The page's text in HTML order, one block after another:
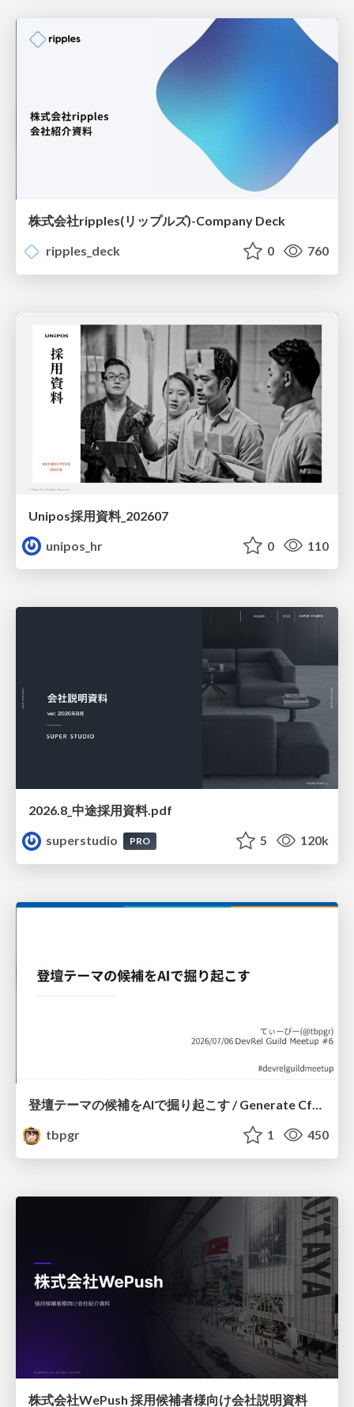
株式会社ripples(リップルズ)-Company Deck
ripples_deck
0 760
Unipos採用資料_202607
unipos_hr
0 110
2026.8_中途採用資料.pdf
superstudio
PRO 5 120k
登壇テーマの候補をAIで掘り起こす / Generate CfP Ideas via-AI
tbpgr
1 450
株式会社WePush 採用候補者様向け会社説明資料